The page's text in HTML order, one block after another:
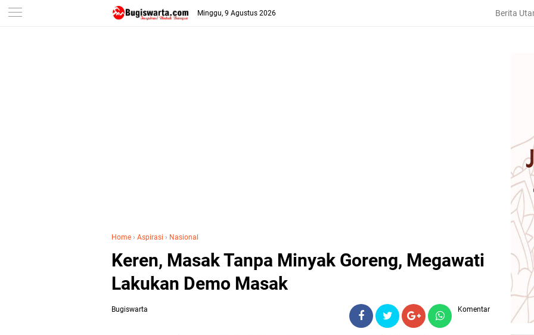
-->
Minggu, 9 Agustus 2026 Berita
Home › Aspirasi › Nasional
Keren, Masak Tanpa Minyak Goreng, Megawati
Lakukan Demo Masak
Bugiswarta Komentar